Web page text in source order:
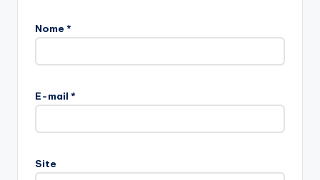
Nome *
E-mail *
Site